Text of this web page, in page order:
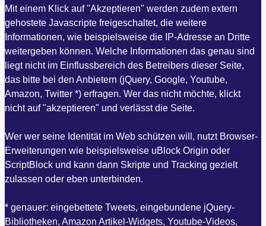
Mit einem Klick auf "Akzeptieren" werden zudem extern
gehostete Javascripte freigeschaltet, die weitere
Informationen, wie beispielsweise die IP-Adresse an Dritte
weitergeben können. Welche Informationen das genau sind
liegt nicht im Einflussbereich des Betreibers dieser Seite,
das bitte bei den Anbietern (jQuery, Google, Youtube,
Amazon, Twitter *) erfragen. Wer das nicht möchte, klickt
nicht auf "akzeptieren" und verlässt die Seite.
Wer wer seine Identität im Web schützen will, nutzt Browser-
Erweiterungen wie beispielsweise uBlock Origin oder
ScriptBlock und kann dann Skripte und Tracking gezielt
zulassen oder eben unterbinden.
* genauer: eingebettete Tweets, eingebundene jQuery-
Bibliotheken, Amazon Artikel-Widgets, Youtube-Videos,